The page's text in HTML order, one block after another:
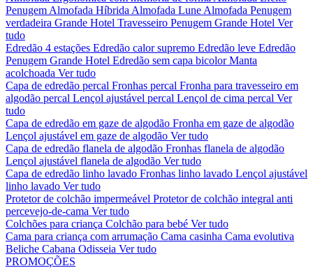
Penugem Almofada Híbrida Almofada Lune Almofada Penugem
verdadeira Grande Hotel Travesseiro Penugem Grande Hotel Ver
tudo
Edredão 4 estações Edredão calor supremo Edredão leve Edredão
Penugem Grande Hotel Edredão sem capa bicolorManta
acolchoada Ver tudo
Capa de edredão percal Fronhas percal Fronha para travesseiro em
algodão percal Lençol ajustável percal Lençol de cima percal Ver
tudo
Capa de edredão em gaze de algodão Fronha em gaze de algodão
Lençol ajustável em gaze de algodão Ver tudo
Capa de edredão flanela de algodão Fronhas flanela de algodão
Lençol ajustável flanela de algodão Ver tudo
Capa de edredão linho lavado Fronhas linho lavado Lençol ajustável
linho lavado Ver tudo
Protetor de colchão impermeável Protetor de colchão integral anti
percevejo-de-cama Ver tudo
Colchões para criança Colchão para bebé Ver tudo
Cama para criança com arrumação Cama casinha Cama evolutiva
Beliche Cabana Odisseia Ver tudo
PROMOÇÕES